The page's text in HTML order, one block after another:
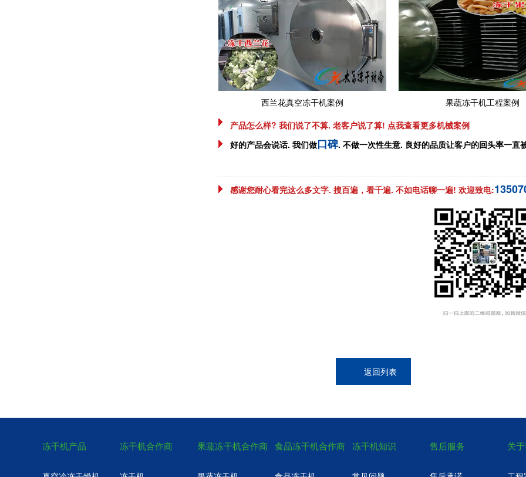
西兰花真空冻干机案例
果蔬冻干机工程案例
产品怎么样? 我们说了不算. 老客户说了算! 点我查看更多机械案例
好的产品会说话. 我们做口碑. 不做一次性生意. 良好的品质让客户的回头率一直
感谢您耐心看完这么多文字. 搜百遍，看千遍. 不如电话聊一遍! 欢迎致电:
返回列表
冻干机产品 冻干机合作商 果蔬冻干机合作商 食品冻干机合作商 冻干机知识 售后服务 关